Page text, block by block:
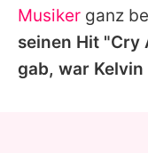
Musiker ganz
seinen Hit "Cry
gab, war Kelvin